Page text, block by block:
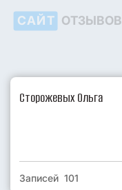
САЙТ ОТЗЫВОВ
Сторожевых Ольга
Записей 101